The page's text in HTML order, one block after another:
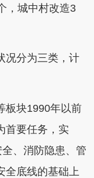
，城中村改造3
分为三类，计
块1990年以前
首要任务，实
、消防隐患、管
全底线的基础上